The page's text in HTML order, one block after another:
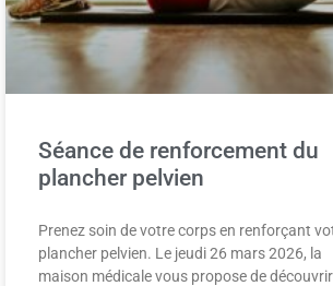
Séance de renforcement du
plancher pelvien
Prenez soin de votre corps en renforçant
plancher pelvien. Le jeudi 26 mars 2026, la
maison médicale vous propose de découvrir